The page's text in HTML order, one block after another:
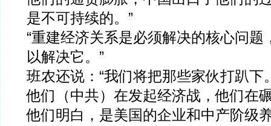
是不可持续的。”
“重建经济关系是必须解决的核心问题
以解决它。”
班农还说：“我们将把那些家伙打趴下
他们（中共）在发起经济战，他们在
他们明白，是美国的企业和中产阶级